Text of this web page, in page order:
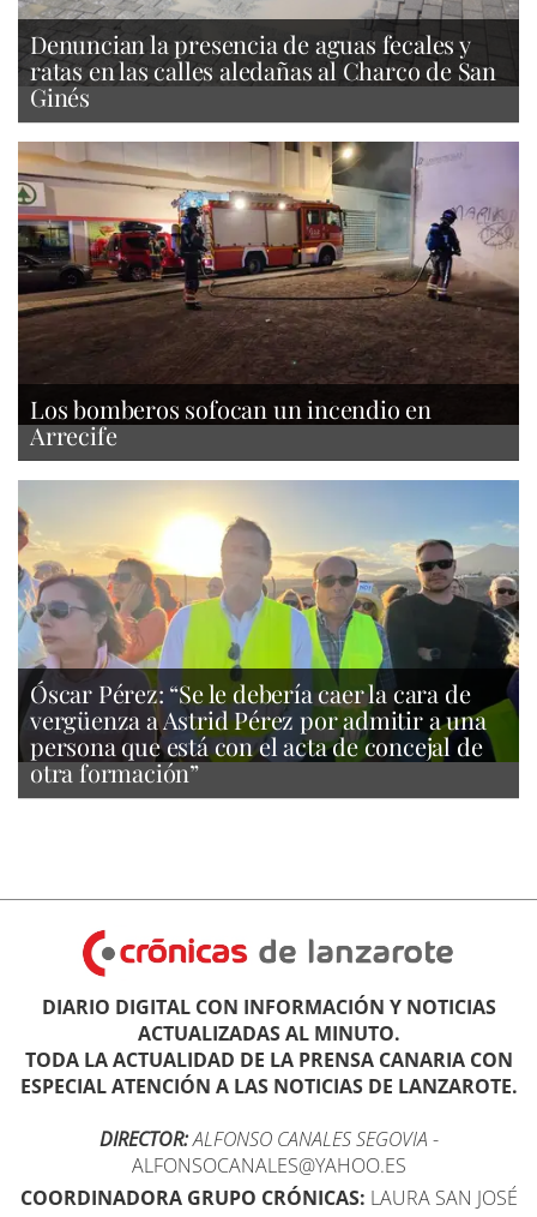
Denuncian la presencia de aguas fecales y
ratas en las calles aledañas al Charco de San
Ginés
Los bomberos sofocan un incendio en
Arrecife
Óscar Pérez: “Se le debería caer la cara de
vergüenza a Astrid Pérez por admitir a una
persona que está con el acta de concejal de
otra formación”
DIARIO DIGITAL CON INFORMACIÓN Y NOTICIAS
ACTUALIZADAS AL MINUTO.
TODA LA ACTUALIDAD DE LA PRENSA CANARIA CON
ESPECIAL ATENCIÓN A LAS NOTICIAS DE LANZAROTE.
DIRECTOR:ALFONSO CANALES SEGOVIA -
ALFONSOCANALES@YAHOO.ES
COORDINADORA GRUPO CRÓNICAS: LAURA SAN JOSÉ